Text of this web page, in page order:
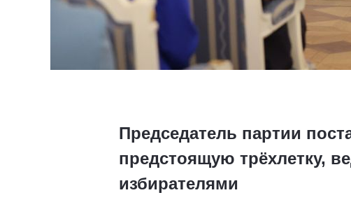
Председатель партии
предстоящую трёхлетку,
избирателями